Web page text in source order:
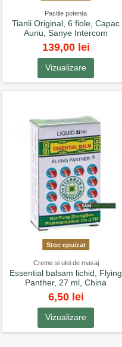
Pastile potenta
Tianli Original, 6 fiole, Capac
Auriu, Sanye Intercom
139,00 lei
Vizualizare
Stoc epuizat
Creme si ulei de masaj
Essential balsam lichid, Flying
Panther, 27 ml, China
6,50 lei
Vizualizare